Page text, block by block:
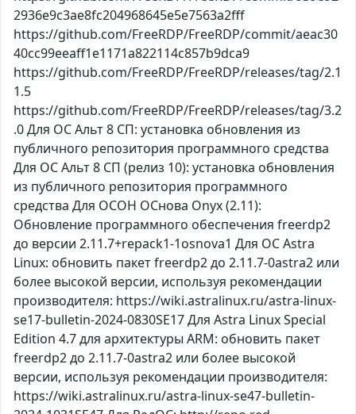
2936e9c3ae8fc204968645e5e7563a2fff
https://github.com/FreeRDP/FreeRDP/commit/aeac30
40cc99eeaff1e1171a822114c857b9dca9
https://github.com/FreeRDP/FreeRDP/releases/tag/2.1
1.5
https://github.com/FreeRDP/FreeRDP/releases/tag/3.2
.0 Для ОС Альт 8 СП: установка обновления из
публичного репозитория программного средства
Для ОС Альт 8 СП (релиз 10): установка обновления
из публичного репозитория программного
средства Для ОСОН ОСнова Оnyx (2.11):
Обновление программного обеспечения freerdp2
до версии 2.11.7+repack1-1osnova1 Для ОС Astra
Linux: обновить пакет freerdp2 до 2.11.7-0astra2 или
более высокой версии, используя рекомендации
производителя: https://wiki.astralinux.ru/astra-linux-
se17-bulletin-2024-0830SE17 Для Astra Linux Special
Edition 4.7 для архитектуры ARM: обновить пакет
freerdp2 до 2.11.7-0astra2 или более высокой
версии, используя рекомендации производителя:
https://wiki.astralinux.ru/astra-linux-se47-bulletin-